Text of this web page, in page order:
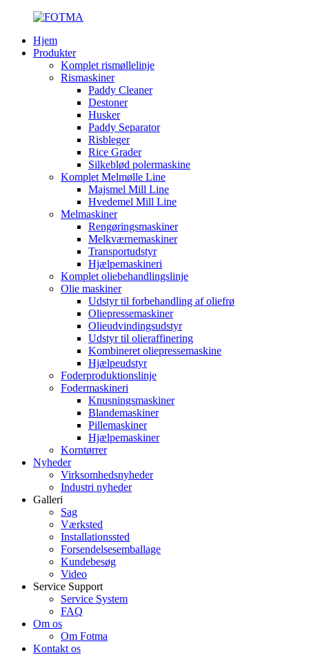
Hjem
Produkter
Komplet rismøllelinje
Rismaskiner
Paddy Cleaner
Destoner
Husker
Paddy Separator
Risbleger
Rice Grader
Silkeblød polermaskine
Komplet Melmølle Line
Majsmel Mill Line
Hvedemel Mill Line
Melmaskiner
Rengøringsmaskiner
Melkværnemaskiner
Transportudstyr
Hjælpemaskineri
Komplet oliebehandlingslinje
Olie maskiner
Udstyr til forbehandling af oliefrø
Oliepressemaskiner
Olieudvindingsudstyr
Udstyr til olieraffinering
Kombineret oliepressemaskine
Hjælpeudstyr
Foderproduktionslinje
Fodermaskineri
Knusningsmaskiner
Blandemaskiner
Pillemaskiner
Hjælpemaskiner
Korntørrer
Nyheder
Virksomhedsnyheder
Industri nyheder
Galleri
Sag
Værksted
Installationssted
Forsendelsesemballage
Kundebesøg
Video
Service Support
Service System
FAQ
Om os
Om Fotma
Kontakt os